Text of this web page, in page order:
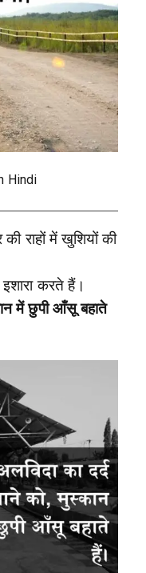
Hindi
राहों में खुशियों की
करते हैं।
में छुपी आँसू बहाते